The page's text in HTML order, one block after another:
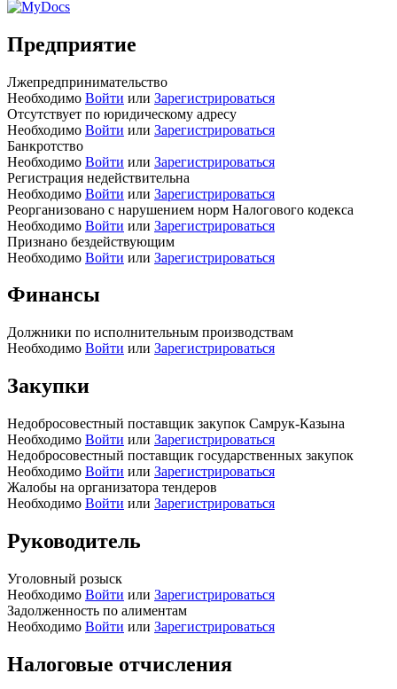
Предприятие
Лжепредпринимательство
Необходимо Войти или Зарегистрироваться
Отсутствует по юридическому адресу
Необходимо Войти или Зарегистрироваться
Банкротство
Необходимо Войти или Зарегистрироваться
Регистрация недействительна
Необходимо Войти или Зарегистрироваться
Реорганизовано с нарушением норм Налогового кодекса
Необходимо Войти или Зарегистрироваться
Признано бездействующим
Необходимо Войти или Зарегистрироваться
Финансы
Должники по исполнительным производствам
Необходимо Войти или Зарегистрироваться
Закупки
Недобросовестный поставщик закупок Самрук-Казына
Необходимо Войти или Зарегистрироваться
Недобросовестный поставщик государственных закупок
Необходимо Войти или Зарегистрироваться
Жалобы на организатора тендеров
Необходимо Войти или Зарегистрироваться
Руководитель
Уголовный розыск
Необходимо Войти или Зарегистрироваться
Задолженность по алиментам
Необходимо Войти или Зарегистрироваться
Налоговые отчисления